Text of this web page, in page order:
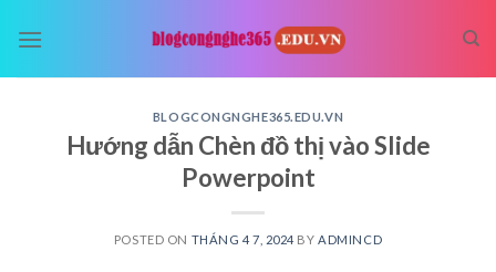
BLOGCONGNGHE365.EDU.VN
Hướng dẫn Chèn đồ thị vào Slide
Powerpoint
POSTED ON THÁNG 4 7, 2024 BY ADMINCD